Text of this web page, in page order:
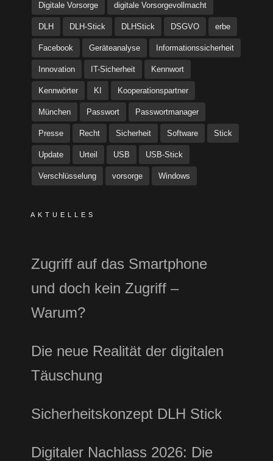
Digitale Vorsorge digitale Vorsorgevollmacht
DLH DLH-Stick DLHStick DSGVO erbe
Facebook Geräteanalyse Informationssicherheit
Innovation IT-Sicherheit Kennwort
Kennwörter KI Kooperationspartner
München Passwort Passwortmanager
Presse Recht Sicherheit Software Stick
Update Urteil USB USB-Stick
Verschlüsselung vorsorge Windows
AKTUELLES
Zugriff auf das Smartphone
und doch kein Zugriff –
Warum?
Die neue Realität der digitalen
Täuschung
Sicherheitskonzept DLH Stick
Digitaler Nachlass 2026: Die